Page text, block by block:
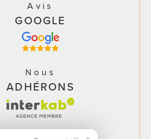
Avis
GOOGLE
Nous
ADHÉRONS